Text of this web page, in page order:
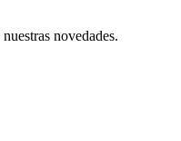
novedades.